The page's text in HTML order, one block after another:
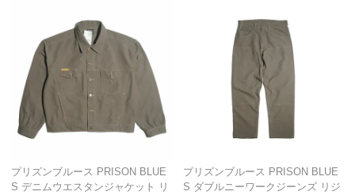
プリズンブルース PRISON BLUE
S デニムウエスタンジャケット リ
プリズンブルース PRISON BLUE
S ダブルニーワークジーンズ リジ